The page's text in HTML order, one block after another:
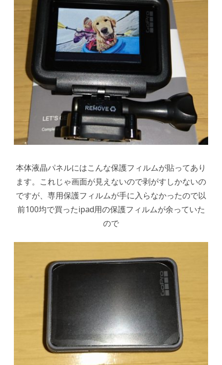
本体液晶パネルにはこんな保護フィルムが貼ってあり
ます。これじゃ画面が見えないので剥がすしかないの
ですが、専用保護フィルムが手に入らなかったので以
前100均で買ったipad用の保護フィルムが余っていた
ので